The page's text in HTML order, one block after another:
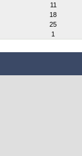
11
18
25
1